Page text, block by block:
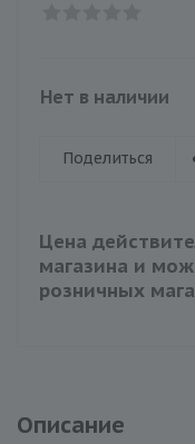
Нет в наличии
Поделиться
Цена
магазина и
розничных
Описание